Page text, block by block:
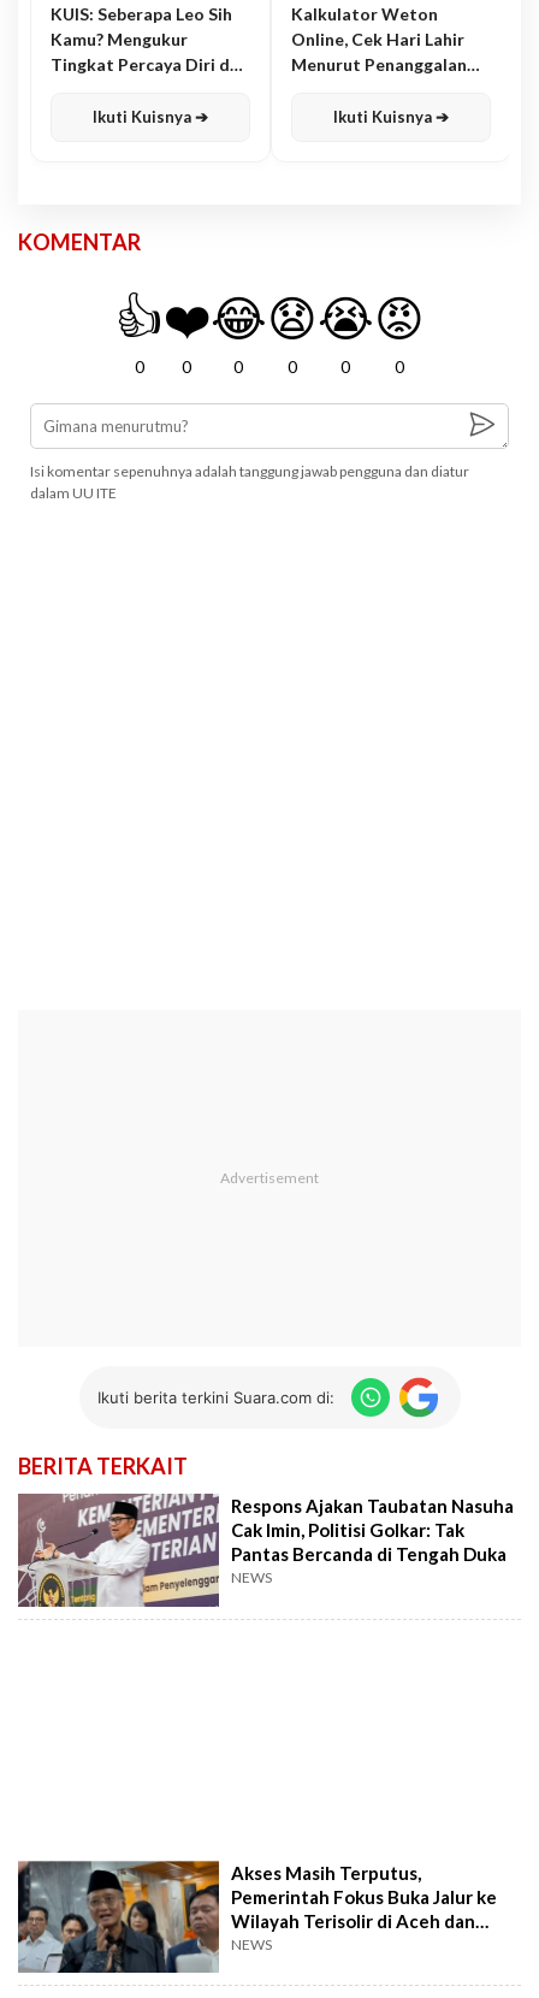
KUIS: Seberapa Leo Sih
Kamu? Mengukur
Tingkat Percaya Diri dan
Ikuti Kuisnya ➔
Kalkulator Weton
Online, Cek Hari Lahir
Menurut Penanggalan
Ikuti Kuisnya ➔
KOMENTAR
👍
0
❤️
0
😂
0
😧
0
😭
0
😡
0
Isi komentar sepenuhnya adalah tanggung jawab pengguna dan diatur
dalam UU ITE
Ikuti berita terkini Suara.com di:
BERITA TERKAIT
Respons Ajakan Taubatan Nasuha
Cak Imin, Politisi Golkar: Tak
Pantas Bercanda di Tengah Duka
NEWS
Akses Masih Terputus,
Pemerintah Fokus Buka Jalur ke
Wilayah Terisolir di Aceh dan
Sumut
NEWS